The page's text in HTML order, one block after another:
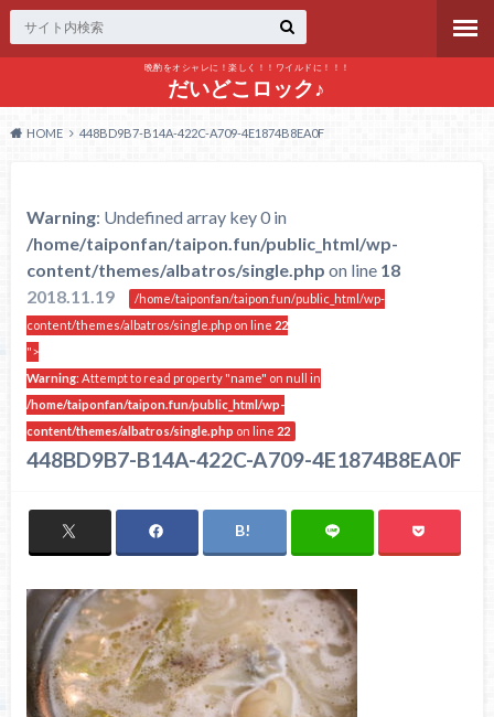
晩酌をオシャレに！楽しく！！ワイルドに！！！
だいどこロック♪
HOME 448BD9B7-B14A-422C-A709-4E1874B8EA0F
Warning: Undefined array key 0 in
/home/taiponfan/taipon.fun/public_html/wp-
content/themes/albatros/single.php on line 18
2018.11.19
/home/taiponfan/taipon.fun/public_html/wp-
content/themes/albatros/single.php on line 22
">
Warning: Attempt to read property "name" on null in
/home/taiponfan/taipon.fun/public_html/wp-
content/themes/albatros/single.php on line 22
448BD9B7-B14A-422C-A709-4E1874B8EA0F